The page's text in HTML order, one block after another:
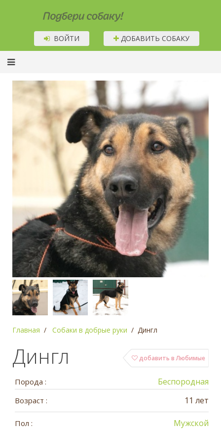
Подбери собаку!
ВОЙТИ ДОБАВИТЬ СОБАКУ
Главная Собаки в добрые руки Дингл
добавить в Любимые
Дингл
Порода : Беспородная
Возраст : 11 лет
Пол : Мужской